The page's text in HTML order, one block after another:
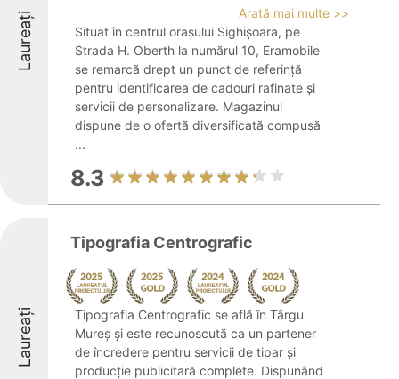
Laureați
Arată mai multe >>
Situat în centrul orașului Sighișoara, pe
Strada H. Oberth la numărul 10, Eramobile
se remarcă drept un punct de referință
pentru identificarea de cadouri rafinate și
servicii de personalizare. Magazinul
dispune de o ofertă diversificată compusă
...
8.3
Laureați
Tipografia Centrografic
Tipografia Centrografic se află în Târgu
Mureș și este recunoscută ca un partener
de încredere pentru servicii de tipar și
producție publicitară complete. Dispunând